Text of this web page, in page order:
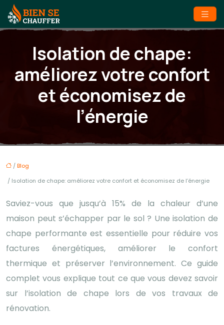
Isolation de chape:
améliorez votre confort
et économisez de
l’énergie
/Blog
/ Isolation de chape: améliorez votre confort et économisez de l’énergie
Saviez-vous que jusqu’à 15% de la chaleur d’une
maison peut s’échapper par le sol ? Une isolation de
chape performante est essentielle pour réduire vos
factures énergétiques, améliorer le confort
thermique et préserver l’environnement. Ce guide
complet vous explique tout ce que vous devez savoir
sur l’isolation de chape lors de vos travaux de
rénovation.